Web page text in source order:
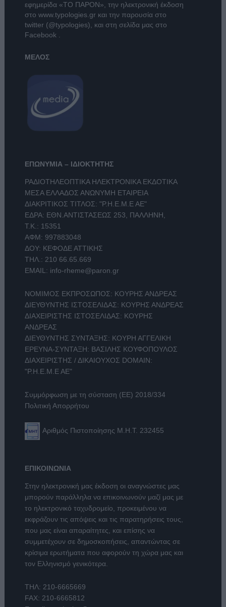
εφημερίδα «ΤΟ ΠΑΡΟΝ» , την ηλεκτρονική έκδοση
στο www.typologies.grκαι την παρουσία στο
twitter (@typologies) , και στη σελίδα μας στο
Facebook
ΜΕΛΟΣ
ΕΠΩΝΥΜΙΑ – ΙΔΙΟΚΤΗΤΗΣ
ΡΑΔΙΟΤΗΛΕΟΠΤΙΚΑ ΗΛΕΚΤΡΟΝΙΚΑ ΕΚΔΟΤΙΚΑ
ΜΕΣΑ ΕΛΛΑΔΟΣ ΑΝΩΝΥΜΗ ΕΤΑΙΡΕΙΑ
ΔΙΑΚΡΙΤΙΚΟΣ ΤΙΤΛΟΣ: "Ρ.Η.Ε.Μ.Ε ΑΕ"
ΕΔΡΑ: ΕΘΝ.ΑΝΤΙΣΤΑΣΕΩΣ 253, ΠΑΛΛΗΝΗ,
Τ.Κ.: 15351
ΑΦΜ: 997883048
ΔΟΥ: ΚΕΦΟΔΕ ΑΤΤΙΚΗΣ
ΤΗΛ.: 210 66.65.669
EMAIL: info-rheme@paron.gr
ΝΟΜΙΜΟΣ ΕΚΠΡΟΣΩΠΟΣ: ΚΟΥΡΗΣ ΑΝΔΡΕΑΣ
ΔΙΕΥΘΥΝΤΗΣ ΙΣΤΟΣΕΛΙΔΑΣ: ΚΟΥΡΗΣ ΑΝΔΡΕΑΣ
ΔΙΑΧΕΙΡΙΣΤΗΣ ΙΣΤΟΣΕΛΙΔΑΣ: ΚΟΥΡΗΣ
ΑΝΔΡΕΑΣ
ΔΙΕΥΘΥΝΤΗΣ ΣΥΝΤΑΞΗΣ: ΚΟΥΡΗ ΑΓΓΕΛΙΚΗ
ΕΡΕΥΝΑ-ΣΥΝΤΑΞΗ: ΒΑΣΙΛΗΣ ΚΟΥΦΟΠΟΥΛΟΣ
ΔΙΑΧΕΙΡΙΣΤΗΣ / ΔΙΚΑΙΟΥΧΟΣ DOMAIN:
"Ρ.Η.Ε.Μ.Ε ΑΕ"
Συμμόρφωση με τη σύσταση (ΕΕ) 2018/334
Πολιτική Απορρήτου
Αριθμός Πιστοποίησης Μ.Η.Τ. 232455
ΕΠΙΚΟΙΝΩΝΙΑ
Στην ηλεκτρονική μας έκδοση οι αναγνώστες μας
μπορούν παράλληλα να επικοινωνούν μαζί μας με
το ηλεκτρονικό ταχυδρομείο, προκειμένου να
εκφράζουν τις απόψεις και τις παρατηρήσεις τους,
που μας είναι απαραίτητες, και επίσης να
συμμετέχουν σε δημοσκοπήσεις, απαντώντας σε
κρίσιμα ερωτήματα που αφορούν τη χώρα μας και
τον Ελληνισμό γενικότερα.
ΤΗΛ: 210-6665669
FAX: 210-6665812